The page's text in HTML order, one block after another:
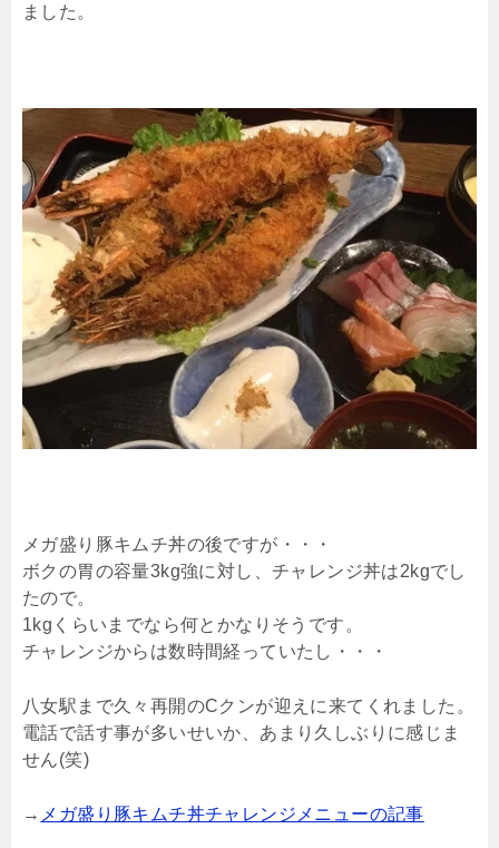
ました。
メガ盛り豚キムチ丼の後ですが・・・
ボクの胃の容量3kg強に対し、チャレンジ丼は2kgでし
たので。
1kgくらいまでなら何とかなりそうです。
チャレンジからは数時間経っていたし・・・
八女駅まで久々再開のCクンが迎えに来てくれました。
電話で話す事が多いせいか、あまり久しぶりに感じま
せん(笑)
→ メガ盛り豚キムチ丼チャレンジメニューの記事